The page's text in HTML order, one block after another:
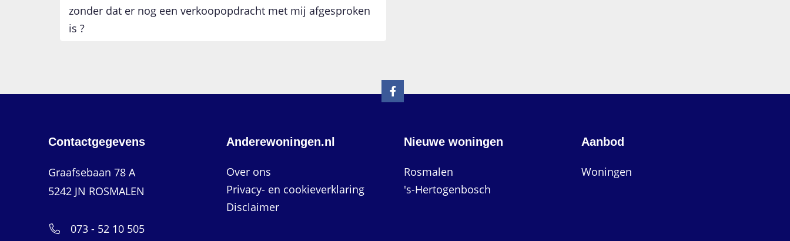
zonder dat er nog een verkoopopdracht met mij afgesproken
is ?
Contactgegevens
Graafsebaan 78 A
5242 JN ROSMALEN
073 - 52 10 505
Anderewoningen.nl
Over ons
Privacy- en cookieverklaring
Disclaimer
Nieuwe woningen
Rosmalen
's-Hertogenbosch
Aanbod
Woningen